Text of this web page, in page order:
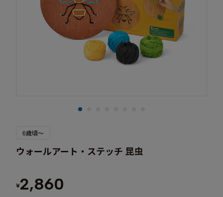
6歳頃～
ウォールアート・ステッチ 昆虫
¥2,860